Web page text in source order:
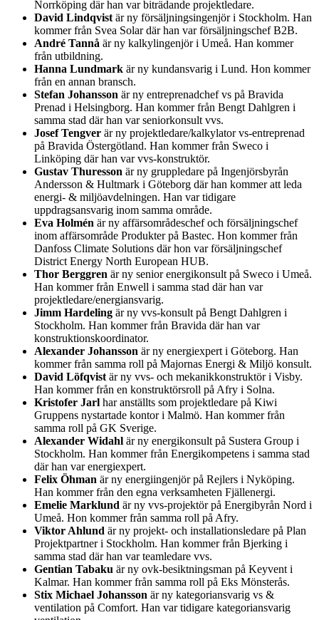
Norrköping där han var biträdande projektledare.
David Lindqvist är ny försäljningsingenjör i Stockholm. Han
kommer från Svea Solar där han var försäljningschef B2B.
André Tannå är ny kalkylingenjör i Umeå. Han kommer
från utbildning.
Hanna Lundmark är ny kundansvarig i Lund. Hon kommer
från en annan bransch.
Stefan Johansson är ny entreprenadchef vs på Bravida
Prenad i Helsingborg. Han kommer från Bengt Dahlgren i
samma stad där han var seniorkonsult vvs.
Josef Tengver är ny projektledare/kalkylator vs-entreprenad
på Bravida Östergötland. Han kommer från Sweco i
Linköping där han var vvs-konstruktör.
Gustav Thuresson är ny gruppledare på Ingenjörsbyrån
Andersson & Hultmark i Göteborg där han kommer att leda
energi- & miljöavdelningen. Han var tidigare
uppdragsansvarig inom samma område.
Eva Holmén är ny affärsområdeschef och försäljningschef
inom affärsområde Produkter på Bastec. Hon kommer från
Danfoss Climate Solutions där hon var försäljningschef
District Energy North European HUB.
Thor Berggren är ny senior energikonsult på Sweco i Umeå.
Han kommer från Enwell i samma stad där han var
projektledare/energiansvarig.
Jimm Hardeling är ny vvs-konsult på Bengt Dahlgren i
Stockholm. Han kommer från Bravida där han var
konstruktionskoordinator.
Alexander Johansson är ny energiexpert i Göteborg. Han
kommer från samma roll på Majornas Energi & Miljö konsult.
David Löfqvist är ny vvs- och mekanikkonstruktör i Visby.
Han kommer från en konstruktörsroll på Afry i Solna.
Kristofer Jarl har anställts som projektledare på Kiwi
Gruppens nystartade kontor i Malmö. Han kommer från
samma roll på GK Sverige.
Alexander Widahl är ny energikonsult på Sustera Group i
Stockholm. Han kommer från Energikompetens i samma stad
där han var energiexpert.
Felix Öhman är ny energiingenjör på Rejlers i Nyköping.
Han kommer från den egna verksamheten Fjällenergi.
Emelie Marklund är ny vvs-projektör på Energibyrån Nord i
Umeå. Hon kommer från samma roll på Afry.
Viktor Ahlund är ny projekt- och installationsledare på Plan
Projektpartner i Stockholm. Han kommer från Bjerking i
samma stad där han var teamledare vvs.
Gentian Tabaku är ny ovk-besiktningsman på Keyvent i
Kalmar. Han kommer från samma roll på Eks Mönsterås.
Stix Michael Johansson är ny kategoriansvarig vs &
ventilation på Comfort. Han var tidigare kategoriansvarig